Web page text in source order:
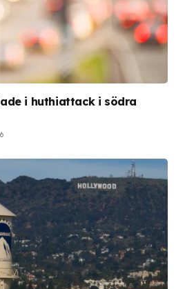
i huthiattack i södra